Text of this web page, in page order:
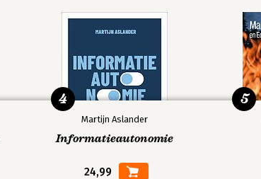
Martijn Aslander
Informatieautonomie
24,99
4 5